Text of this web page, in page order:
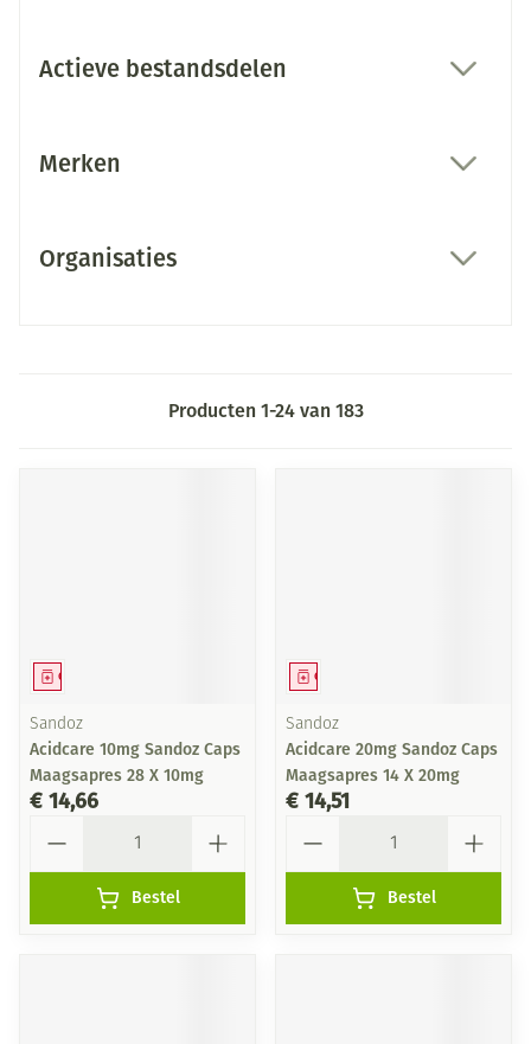
Actieve bestandsdelen
Merken
Organisaties
Producten 1-24van 183
Geneesmiddel
Sandoz
Acidcare 10mg Sandoz Caps
Maagsapres 28 X 10mg
€ 14,66
Bestel
Geneesmiddel
Sandoz
Acidcare 20mg Sandoz Caps
Maagsapres 14 X 20mg
€ 14,51
Bestel